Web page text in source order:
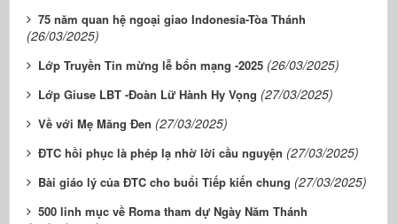
75 năm quan hệ ngoại giao Indonesia-Tòa Thánh
(26/03/2025)
Lớp Truyền Tin mừng lễ bổn mạng -2025 (26/03/2025)
Lớp Giuse LBT -Đoàn Lữ Hành Hy Vọng (27/03/2025)
Về với Mẹ Măng Đen (27/03/2025)
ĐTC hồi phục là phép lạ nhờ lời cầu nguyện (27/03/2025)
Bài giáo lý của ĐTC cho buổi Tiếp kiến chung (27/03/2025)
500 linh mục về Roma tham dự Ngày Năm Thánh